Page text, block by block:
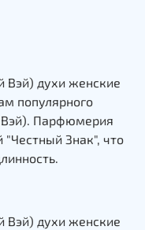
духи женские
популярного
Парфюмерия
"Честный Знак", что
духи женские